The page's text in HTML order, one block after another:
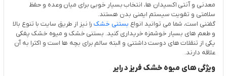
معدنی و آنتی اکسیدان ها، انتخاب بسیار خوبی برای میان وعده و حفظ
سلامتی و تقویت سیستم ایمنی بدن هستند.
گفتنی است، شما می توانید انواع بستنی خشکرا نیز از طریق سایت با تنوع بالا
و طعم های بسیار خوشمزه خریداری کنید. بستنی خشک و میوه خشک پفکی
یکی از تنقلات های دوست داشتنی و البته سالم برای بچه ها است و اکثرا به آن
علاقه دارند.
ویژگی های میوه خشک فریز درایر